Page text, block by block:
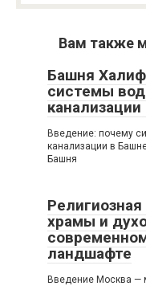
Вам также
Башня
системы
Введение: почему
канализации в
Башня
храмы и
ландшафте
Введение Москва —